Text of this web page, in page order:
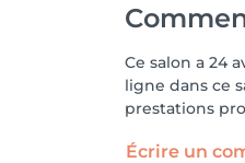
Ce salon a 24
ligne dans ce
prestations
Écrire un